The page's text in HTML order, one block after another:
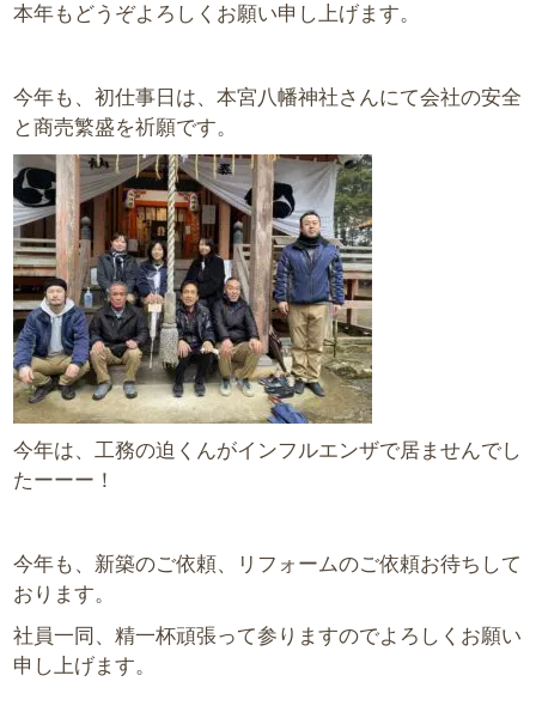
本年もどうぞよろしくお願い申し上げます。
今年も、初仕事日は、本宮八幡神社さんにて会社の安全
と商売繁盛を祈願です。
今年は、工務の迫くんがインフルエンザで居ませんでし
たーーー！
今年も、新築のご依頼、リフォームのご依頼お待ちして
おります。
社員一同、精一杯頑張って参りますのでよろしくお願い
申し上げます。